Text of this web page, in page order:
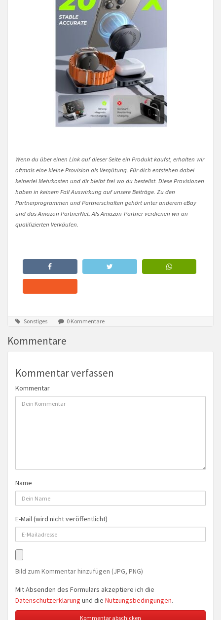
Wenn du über einen Link auf dieser Seite ein Produkt kaufst, erhalten wir
oftmals eine kleine Provision als Vergütung. Für dich entstehen dabei
keinerlei Mehrkosten und dir bleibt frei wo du bestellst. Diese Provisionen
haben in keinem Fall Auswirkung auf unsere Beiträge. Zu den
Partnerprogrammen und Partnerschaften gehört unter anderem eBay
und das Amazon PartnerNet. Als Amazon-Partner verdienen wir an
qualifizierten Verkäufen.
Sonstiges 0 Kommentare
Kommentare
Kommentar verfassen
Kommentar
Name
E-Mail (wird nicht veröffentlicht)
Bild zum Kommentar hinzufügen (JPG, PNG)
Mit Absenden des Formulars akzeptiere ich die
Datenschutzerklärung und die Nutzungsbedingungen.